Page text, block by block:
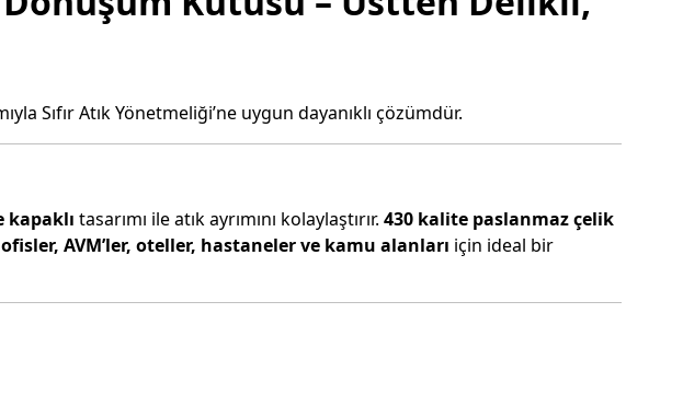
Sıfır Atık Yönetmeliği’ne uygun dayanıklı çözümdür.
kapaklı tasarımı ile atık ayrımını kolaylaştırır. 430 kalite paslanmaz çelik
ofisler, AVM’ler, oteller, hastaneler ve kamu alanları için ideal bir